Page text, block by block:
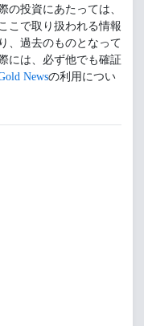
の投資にあたっては、
こで取り扱われる情報
、過去のものとなって
には、必ず他でも確証
Newsの利用につい